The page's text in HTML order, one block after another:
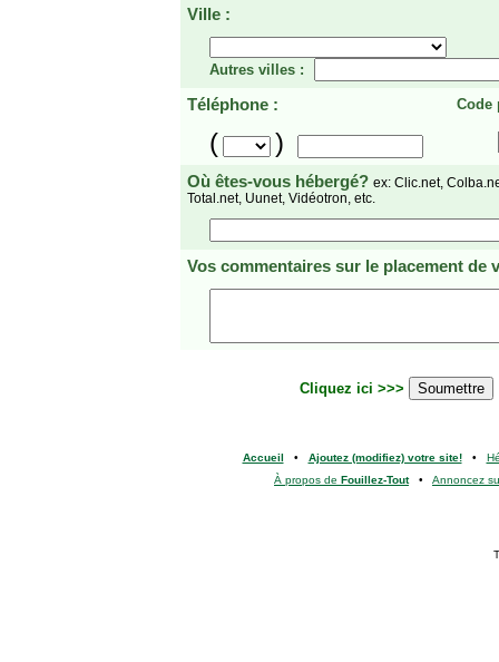
Ville :
Autres villes :
Téléphone : Code
( )
Où êtes-vous hébergé? ex: Clic.net,
Total.net, Uunet, Vidéotron, etc.
Vos commentaires sur le placement de
Cliquez ici >>>
Accueil • Ajoutez (modifiez) votre site!•
À propos de Fouillez-Tout• Annoncez